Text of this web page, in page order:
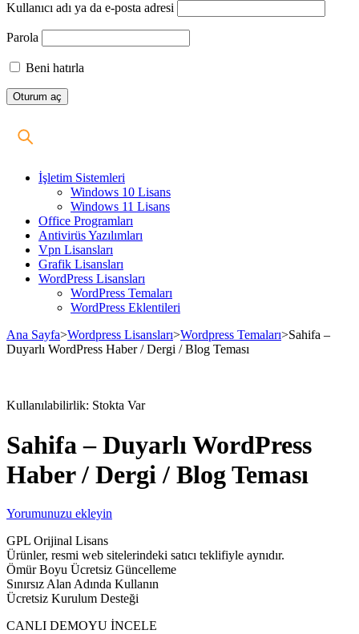
Kullanıcı adı ya da e-posta adresi
Parola
Beni hatırla
İşletim Sistemleri
Windows 10 Lisans
Windows 11 Lisans
Office Programları
Antivirüs Yazılımları
Vpn Lisansları
Grafik Lisansları
WordPress Lisansları
WordPress Temaları
WordPress Eklentileri
Ana Sayfa>Wordpress Lisansları>Wordpress Temaları>Sahifa –
Duyarlı WordPress Haber / Dergi / Blog Teması
Kullanılabilirlik: Stokta Var
Sahifa – Duyarlı WordPress
Haber / Dergi / Blog Teması
Yorumunuzu ekleyin
GPL Orijinal Lisans
Ürünler, resmi web sitelerindeki satıcı teklifiyle aynıdır.
Ömür Boyu Ücretsiz Güncelleme
Sınırsız Alan Adında Kullanın
Ücretsiz Kurulum Desteği
CANLI DEMOYU İNCELE